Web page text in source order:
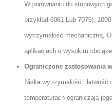
W porównaniu do stopowych
przykład 6061 Lub 7075),
wytrzymałość mechaniczną,
aplikacjach o wysokim
Ograniczone zastosowania
Niska wytrzymałość i
temperaturach ograniczają